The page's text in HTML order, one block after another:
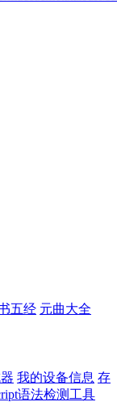
五经 元曲大全
我的设备信息 存
语法检测工具